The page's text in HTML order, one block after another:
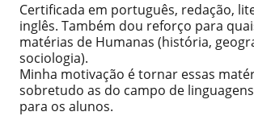
Certificada em português, redação,
inglês. Também dou reforço para
matérias de Humanas (história,
sociologia).
Minha motivação é tornar essas
sobretudo as do campo de
para os alunos.